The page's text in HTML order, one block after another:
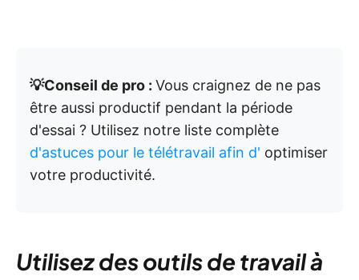
💡Conseil de pro : Vous craignez de ne pas
être aussi productif pendant la période
d'essai ? Utilisez notre liste complète
d'astuces pour le télétravail afin d' optimiser
votre productivité.
Utilisez des outils de travail à